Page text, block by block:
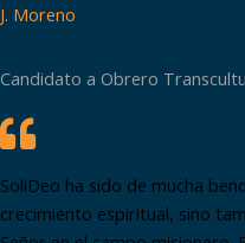
J. Moreno
Candidato a Obrero
SoliDeo ha sido de mucha
crecimiento espiritual, sino